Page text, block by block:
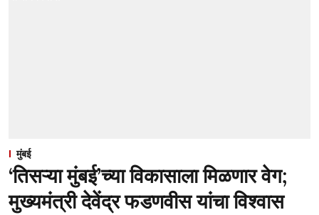
मुंबई
‘तिसऱ्या मुंबई’च्या विकासाला मिळणार वेग;
मुख्यमंत्री देवेंद्र फडणवीस यांचा विश्वास